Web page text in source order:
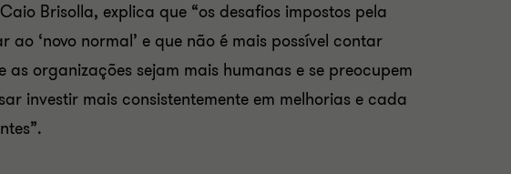
Brisolla, explica que “os desafios impostos pela
‘novo normal’ e que não é mais possível contar
organizações sejam mais humanas e se preocupem
investir mais consistentemente em melhorias e cada